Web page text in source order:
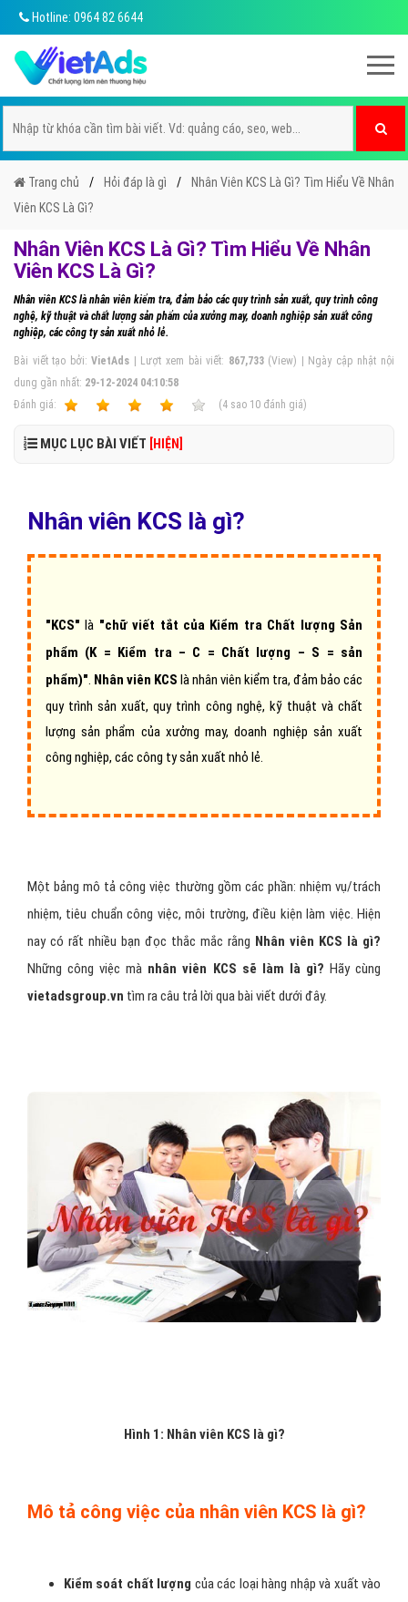
Hotline: 0964 82 6644
Trang chủ Hỏi đáp là gì
Nhân Viên KCS Là Gì? Tìm Hiểu Về Nhân
Viên KCS Là Gì?
Nhân Viên KCS Là Gì? Tìm Hiểu Về Nhân
Viên KCS Là Gì?
Nhân viên KCS là nhân viên kiểm tra, đảm bảo các quy trình sản xuất, quy trình công
nghệ, kỹ thuật và chất lượng sản phẩm của xưởng may, doanh nghiệp sản xuất công
nghiệp, các công ty sản xuất nhỏ lẻ.
Bài viết tạo bởi:VietAds | Lượt xem bài viết: 867,733(View) | Ngày cập nhật nội
dung gần nhất: 29-12-2024 04:10:58
Ðánh giá:
(4 sao 10 đánh giá)
MỤC LỤC BÀI VIẾT [HIỆN]
Nhân viên KCS là gì?
"KCS" là "chữ viết tắt của Kiểm tra Chất lượng Sản
phẩm (K = Kiểm tra – C = Chất lượng – S = sản
phẩm)". Nhân viên KCS là nhân viên kiểm tra, đảm bảo các
quy trình sản xuất, quy trình công nghệ, kỹ thuật và chất
lượng sản phẩm của xưởng may, doanh nghiệp sản xuất
công nghiệp, các công ty sản xuất nhỏ lẻ.
Một bảng mô tả công việc thường gồm các phần: nhiệm vụ/trách
nhiệm, tiêu chuẩn công việc, môi trường, điều kiện làm việc. Hiện
nay có rất nhiều bạn đọc thắc mắc rằng Nhân viên KCS là gì?
Những công việc mà nhân viên KCS sẽ làm là gì? Hãy cùng
vietadsgroup.vn tìm ra câu trả lời qua bài viết dưới đây.
Hình 1: Nhân viên KCS là gì?
Mô tả công việc của nhân viên KCS là gì?
Kiểm soát chất lượng của các loại hàng nhập và xuất vào